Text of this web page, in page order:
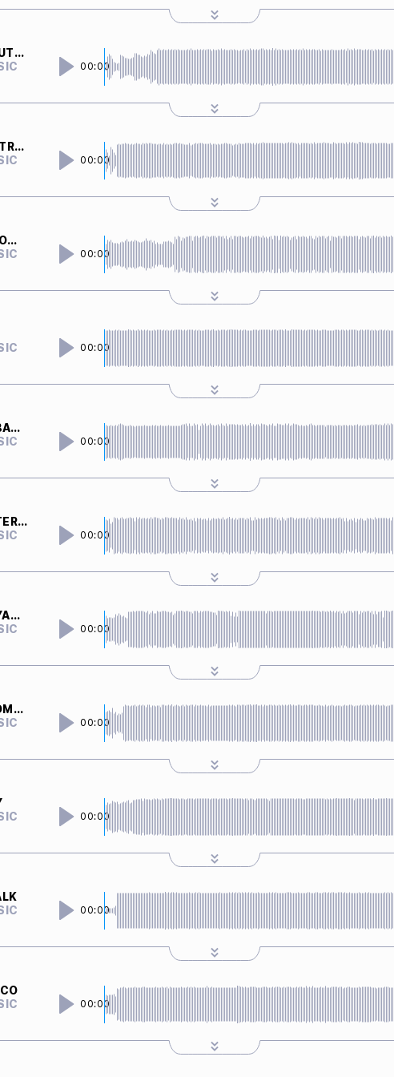
8. KOSMICHE AUTOBAHN
00:00
14. SPACESHIP TRAVEL
00:00
20. RAINBOW COMET
00:00
00:00
32. GALACTIC BATTLE
00:00
38. COSMIC INTERFERENCE
00:00
44. POETIC VOYAGER
00:00
50. FRANTIC COMPUTERS
00:00
00:00
00:00
00:00